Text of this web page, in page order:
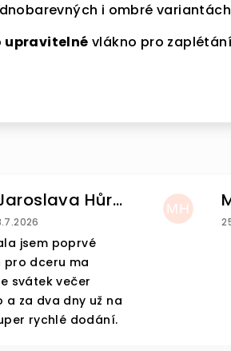
i ombré
upravitelné vlákno pro
Jaroslava Hůrková
obchodu je 5 z 5
jsem poprvé
pro dceru ma
svátek večer
a za dva dny už na
rychlé dodání.
MH